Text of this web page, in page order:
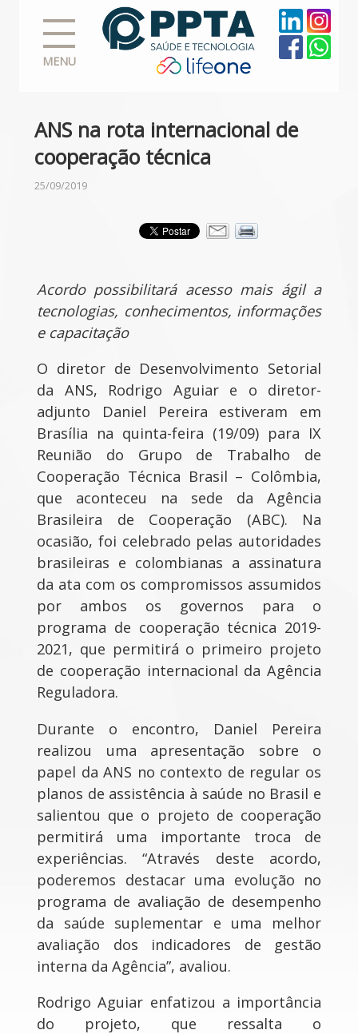
MENU
ANS na rota internacional de
cooperação técnica
25/09/2019
Acordo possibilitará acesso mais ágil a
tecnologias, conhecimentos, informações
e capacitação
O diretor de Desenvolvimento Setorial
da ANS, Rodrigo Aguiar e o diretor-
adjunto Daniel Pereira estiveram em
Brasília na quinta-feira (19/09) para IX
Reunião do Grupo de Trabalho de
Cooperação Técnica Brasil – Colômbia,
que aconteceu na sede da Agência
Brasileira de Cooperação (ABC). Na
ocasião, foi celebrado pelas autoridades
brasileiras e colombianas a assinatura
da ata com os compromissos assumidos
por ambos os governos para o
programa de cooperação técnica 2019-
2021, que permitirá o primeiro projeto
de cooperação internacional da Agência
Reguladora.
Durante o encontro, Daniel Pereira
realizou uma apresentação sobre o
papel da ANS no contexto de regular os
planos de assistência à saúde no Brasil e
salientou que o projeto de cooperação
permitirá uma importante troca de
experiências. “Através deste acordo,
poderemos destacar uma evolução no
programa de avaliação de desempenho
da saúde suplementar e uma melhor
avaliação dos indicadores de gestão
interna da Agência”, avaliou.
Rodrigo Aguiar enfatizou a importância
do projeto, que ressalta o